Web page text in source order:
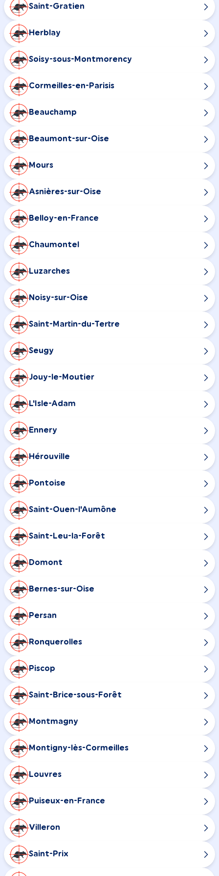
Saint-Gratien
Herblay
Soisy-sous-Montmorency
Cormeilles-en-Parisis
Beauchamp
Beaumont-sur-Oise
Mours
Asnières-sur-Oise
Belloy-en-France
Chaumontel
Luzarches
Noisy-sur-Oise
Saint-Martin-du-Tertre
Seugy
Jouy-le-Moutier
L'Isle-Adam
Ennery
Hérouville
Pontoise
Saint-Ouen-l'Aumône
Saint-Leu-la-Forêt
Domont
Bernes-sur-Oise
Persan
Ronquerolles
Piscop
Saint-Brice-sous-Forêt
Montmagny
Montigny-lès-Cormeilles
Louvres
Puiseux-en-France
Villeron
Saint-Prix